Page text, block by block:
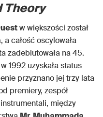
Theory
w większości został
, a całość oscylowała
zadebiutowała na 45.
1992 uzyskała status
przyznano jej trzy lata
premiery, zespół
między